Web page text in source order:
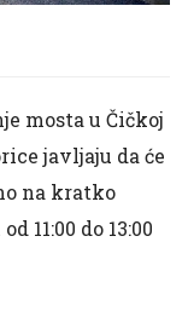
mosta u Čičkoj
javljaju da će
na kratko
11:00 do 13:00